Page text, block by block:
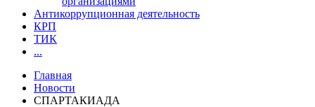
Антикоррупционная деятельность
КРП
ТИК
...
Главная
Новости
СПАРТАКИАДА